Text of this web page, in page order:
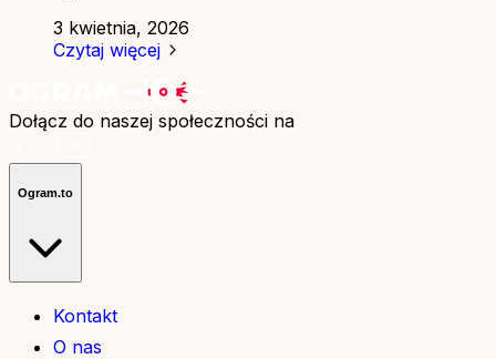
3 kwietnia, 2026
Czytaj więcej
Dołącz do naszej społeczności na
Ogram.to
Kontakt
O nas